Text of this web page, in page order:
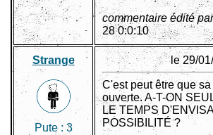
commentaire édité
28 0:0:10
Strange
Pute : 3
le 29/
C'est peut être que
ouverte. A-T-ON
LE TEMPS
POSSIBILITÉ ?